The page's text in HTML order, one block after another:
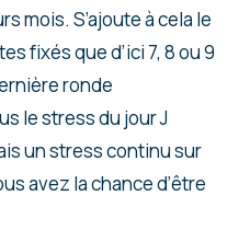
mois. S’ajoute à cela le
fixés que d’ici 7, 8 ou 9
ronde
le stress du jour J
un stress continu sur
avez la chance d’être